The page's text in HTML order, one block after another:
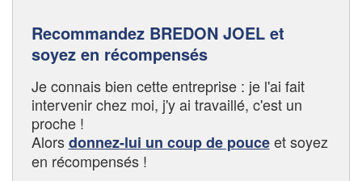
Recommandez BREDON JOEL et
soyez en récompensés
Je connais bien cette entreprise : je l'ai fait
intervenir chez moi, j'y ai travaillé, c'est un
proche !
Alorsdonnez-lui un coup de pouceet soyez
en récompensés !